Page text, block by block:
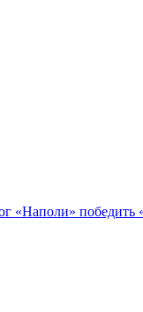
«Наполи» победить